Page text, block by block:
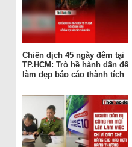
Chiến dịch 45 ngày đêm tại
TP.HCM: Trò hề hành dân để
làm đẹp báo cáo thành tích